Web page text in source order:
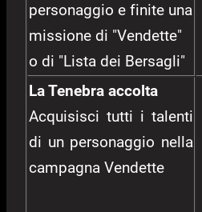
personaggio e finite una
missione di "Vendette"
o di "Lista dei Bersagli"
La Tenebra accolta
Acquisisci tutti i talenti
di un personaggio nella
campagna Vendette